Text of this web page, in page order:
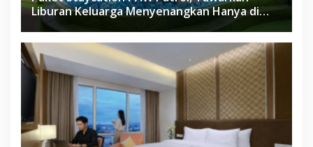
Liburan Keluarga Menyenangkan Hanya di
Herloom Hotel BSD